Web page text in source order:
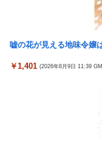
中国「大洪水！」三峡
市「三峡上流で豪雨！
危機」台風13号「中国
中国「大洪水！」三峡
市「三峡上流で豪雨！
【マスコミ妄想】女性
か、過去一級の低俗な
【辺野古転覆】生徒遺
【J2第1節 鳥栖×甲府
開幕白星！田中雄大は
【ウマ娘】武さんが引
サイバスターが一番輝
モバＰ「アイドルにセ
【白バラ案件】高級
味そうだし一丁買って
嘘の花が見える地味令嬢
￥1,401 (2026年8月9日 11:39